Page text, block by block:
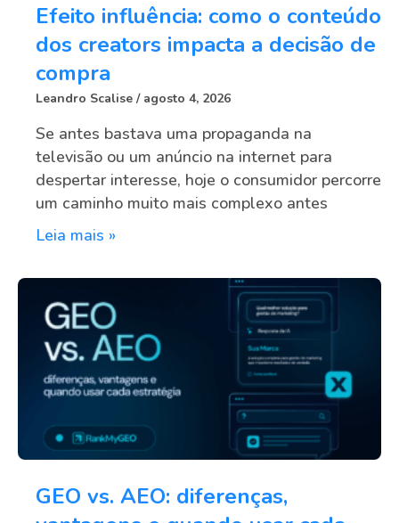
Efeito influência: como o conteúdo
dos creators impacta a decisão de
compra
Leandro Scalise agosto 4, 2026
Se antes bastava uma propaganda na
televisão ou um anúncio na internet para
despertar interesse, hoje o consumidor percorre
um caminho muito mais complexo antes
Leia mais »
GEO vs. AEO: diferenças,